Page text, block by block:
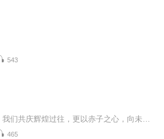
543
465